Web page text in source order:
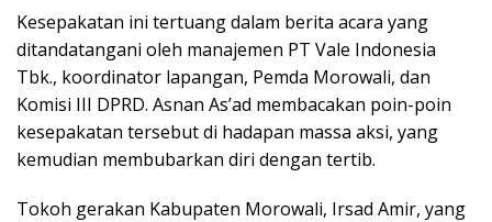
Kesepakatan ini tertuang dalam berita acara yang
ditandatangani oleh manajemen PT Vale Indonesia
Tbk., koordinator lapangan, Pemda Morowali, dan
Komisi III DPRD. Asnan As’ad membacakan poin-poin
kesepakatan tersebut di hadapan massa aksi, yang
kemudian membubarkan diri dengan tertib.
Tokoh gerakan Kabupaten Morowali, Irsad Amir, yang